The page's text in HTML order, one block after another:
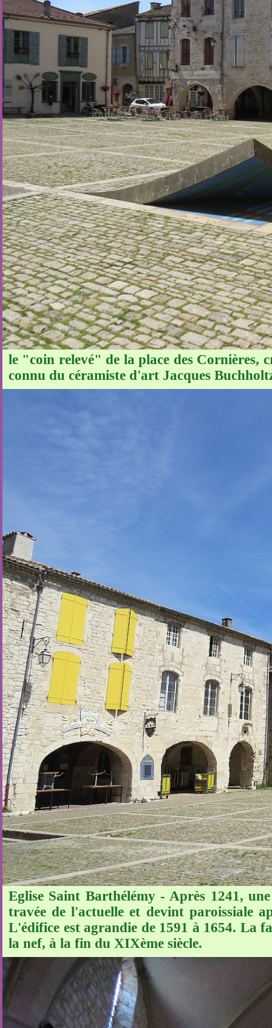
le "coin relevé" de la place des Cornières,
connu du céramiste d'art Jacques
Eglise Saint Barthélémy - Après 1241,
travée de l'actuelle et devint paroissiale
L'édifice est agrandie de 1591 à 1654. La
la nef, à la fin du XIXème siècle.